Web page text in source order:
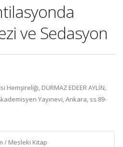
ve Sedasyon
DURMAZ EDEER AYLİN,
Yayınevi, Ankara, ss.89-
/ Mesleki Kitap